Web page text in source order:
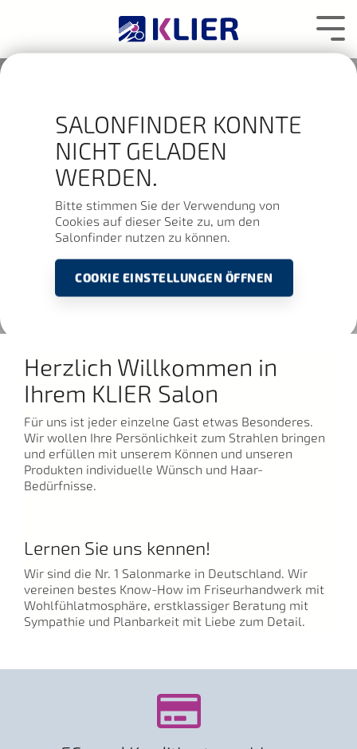
SALONFINDER KONNTE
NICHT GELADEN
WERDEN.
Bitte stimmen Sie der Verwendung von
Cookies auf dieser Seite zu, um den
Salonfinder nutzen zu können.
COOKIE EINSTELLUNGEN ÖFFNEN
Herzlich Willkommen in
Ihrem KLIER Salon
Für uns ist jeder einzelne Gast etwas Besonderes.
Wir wollen Ihre Persönlichkeit zum Strahlen bringen
und erfüllen mit unserem Können und unseren
Produkten individuelle Wünsch und Haar-
Bedürfnisse.
Lernen Sie uns kennen!
Wir sind die Nr. 1 Salonmarke in Deutschland. Wir
vereinen bestes Know-How im Friseurhandwerk mit
Wohlfühlatmosphäre, erstklassiger Beratung mit
Sympathie und Planbarkeit mit Liebe zum Detail.